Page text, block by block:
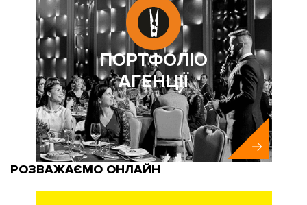
ПОРТФОЛІО
АГЕНЦІЇ
РОЗВАЖАЄМО ОНЛАЙН